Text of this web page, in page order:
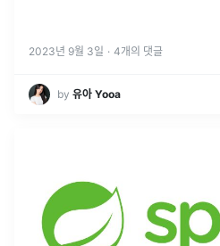
2023년 9월 3일 · 4개의 댓글
by 유아 Yooa